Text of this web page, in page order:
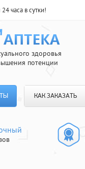
часа в сутки!
здоровья
потенции
КАК ЗАКАЗАТЬ